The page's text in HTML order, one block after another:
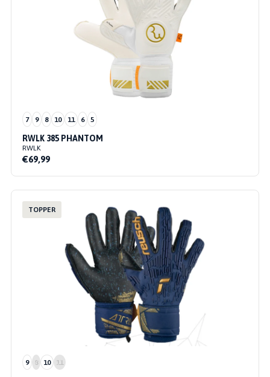
7 9 8 10 11 6 5
RWLK 385 PHANTOM
RWLK
€69,99
TOPPER
9 8 10 11